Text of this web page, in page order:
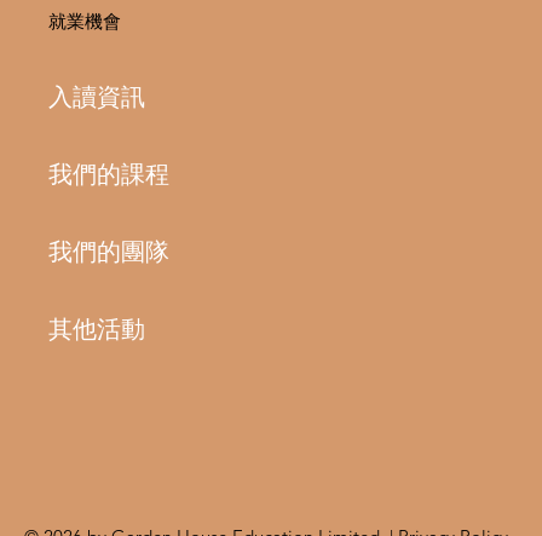
就業機會
入讀資訊
我們的課程
我們的團隊
其他活動